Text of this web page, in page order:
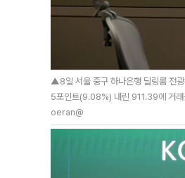
▲8일 서울 중구 하나은행 딜링룸 전
5포인트(9.08%) 내린 911.39에 거래
oeran@